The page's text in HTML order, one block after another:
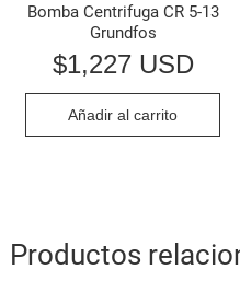
Bomba Centrifuga CR 5-13
Grundfos
$1,227 USD
Añadir al carrito
Productos